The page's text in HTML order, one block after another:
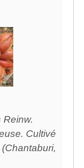
Cultivé